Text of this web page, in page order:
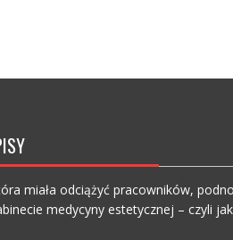
miała odciążyć pracowników,
medycyny estetycznej – czyli